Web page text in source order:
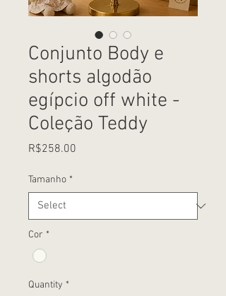
Conjunto Body e
shorts algodão
egípcio off white -
Coleção Teddy
R$258.00
Tamanho *
Cor *
Quantity *